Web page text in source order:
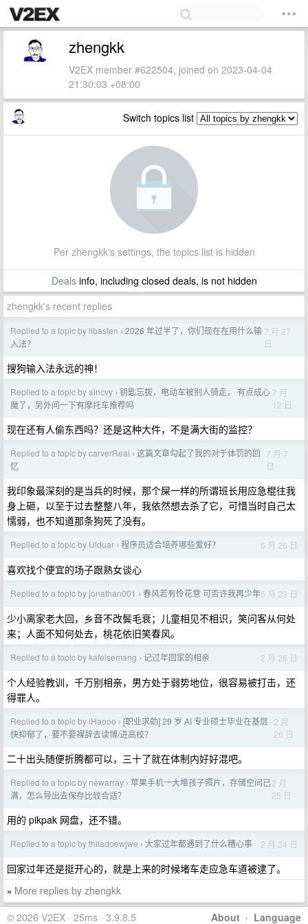
zhengkk
V2EX member #622504, joined on 2023-04-04
21:30:03 +08:00
Switch topics list
Per zhengkk's settings, the topics list is hidden
Dealsinfo, including closed deals, is not hidden
zhengkk's recent replies
Replied to a topic by libasten › 2026 年过半了，你们现在在用什么输
入法？
7 月 27
日
搜狗输入法永远的神！
Replied to a topic by aincvy › 钥匙忘拔，电动车被别人骑走， 有点成心
魔了，另外问一下有摩托车推荐吗
7 月
12 日
现在还有人偷东西吗？还是这种大件，不是满大街的监控？
Replied to a topic by carverReal › 这篇文章勾起了我的对于体罚的回
忆
7 月 7
日
我印象最深刻的是当兵的时候，那个屎一样的所谓班长用应急棍往我
身上砸，以至于过去整整八年，我依然想去杀了它，可惜当时自己太
懦弱，也不知道那条狗死了没有。
Replied to a topic by Ulduar › 程序员适合培养哪些爱好？ 6 月 26 日
喜欢找个便宜的场子跟熟女谈心
Replied to a topic by jonathan001 › 春风若有怜花意 可否许我再少年5 月 23 日
少小离家老大回，乡音不改鬓毛衰；儿童相见不相识，笑问客从何处
来；人面不知何处去，桃花依旧笑春风。
Replied to a topic by kafeisemang › 记过年回家的相亲 2 月 26 日
个人经验教训，千万别相亲，男方处于弱势地位，很容易被打击，还
得罪人。
Replied to a topic by iHaooo › [职业求助] 29 岁 AI 专业硕士毕业在基层
快抑郁了，要不要裸辞去读博/进高校？
2 月
26 日
二十出头随便折腾都可以，三十了就在体制内好好混吧。
Replied to a topic by newarray › 苹果手机一大堆孩子照片，存储空间已
满，怎么导出去保存比较合适？
2 月
25 日
用的 pikpak 网盘，还不错。
Replied to a topic by thiiadoewjwe › 大家过年都遇到了什么糟心事 2 月 24 日
回家过年还是挺开心的，就是上来的时候堵车走应急车道被逮了。
» More replies by zhengkk
About · Language
© 2026 V2EX · 25ms · 3.9.8.5